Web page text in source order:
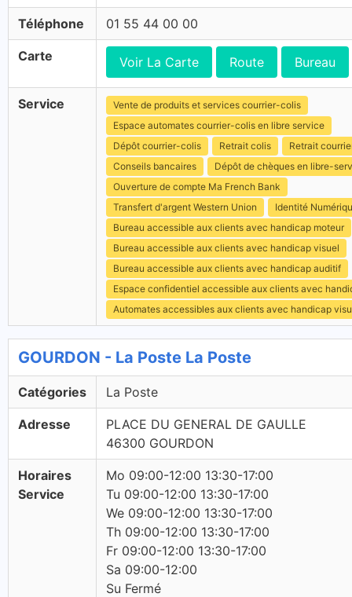
Téléphone 01 55 44 00 00
Carte Voir La Carte Route Bureau
Service
Vente de produits et services courrier-colis
Espace automates courrier-colis en libre service
Dépôt courrier-colis
Retrait colis
Retrait
Conseils bancaires
Dépôt de chèques en libre-
Ouverture de compte Ma French Bank
Transfert d'argent Western Union
Identité
Bureau accessible aux clients avec handicap moteur
Bureau accessible aux clients avec handicap visuel
Bureau accessible aux clients avec handicap auditif
Espace confidentiel accessible aux clients avec
Automates accessibles aux clients avec handicap
GOURDON - La Poste La Poste
Catégories La Poste
Adresse
PLACE DU GENERAL DE GAULLE
46300 GOURDON
Horaires
Service
Mo 09:00-12:00 13:30-17:00
Tu 09:00-12:00 13:30-17:00
We 09:00-12:00 13:30-17:00
Th 09:00-12:00 13:30-17:00
Fr 09:00-12:00 13:30-17:00
Sa 09:00-12:00
Su Fermé